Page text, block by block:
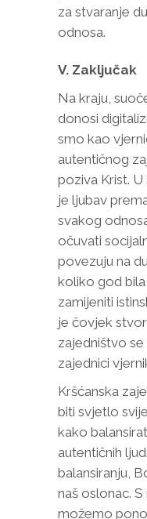
za stvaranje
odnosa.
V. Zaključak
Na kraju,
donosi
smo kao
autentičnog
poziva Krist.
je ljubav
svakog
očuvati
povezuju na
koliko god
zamijeniti
je čovjek
zajedništvo
zajednici
Kršćanska
biti svjetlo
kako
autentičnih
balansiranju,
naš oslonac.
možemo